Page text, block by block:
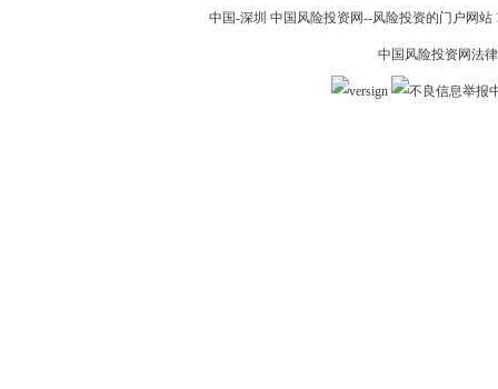
中国-深圳 中国风险投资网--风险投资的门户网
中国风险投资网法